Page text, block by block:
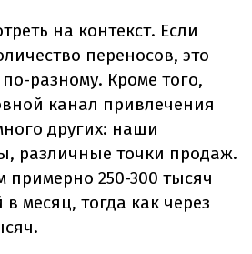
на контекст. Если
переносов, это
разному. Кроме того,
канал привлечения
других: наши
различные точки продаж.
250-300 тысяч
месяц, тогда как через